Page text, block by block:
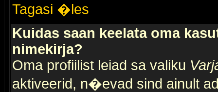
Tagasi �les
Kuidas saan keelata oma
nimekirja?
Oma profiilist leiad sa valiku
aktiveerid, n�evad sind ainult